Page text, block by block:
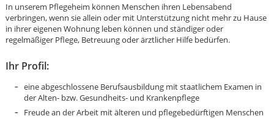
In unserem Pflegeheim können Menschen ihren Lebensabend
verbringen, wenn sie allein oder mit Unterstützung nicht mehr zu Hause
in ihrer eigenen Wohnung leben können und ständiger oder
regelmäßiger Pflege, Betreuung oder ärztlicher Hilfe bedürfen.
Ihr Profil:
eine abgeschlossene Berufsausbildung mit staatlichem Examen in
der Alten- bzw. Gesundheits- und Krankenpflege
Freude an der Arbeit mit älteren und pflegebedürftigen Menschen